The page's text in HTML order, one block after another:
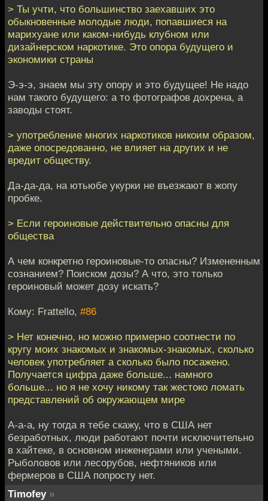
> Ты учти, что большинство заехавших это
обыкновенные молодые люди, попавшиеся на
марихуане или каком-нибудь клубном или
дизайнерском наркотике. Это опора будущего и
экономики страны
Э-э-э, знаем мы эту опору и это будущее! Не надо
нам такого будущего: а то фотографов дохрена, а
заводы стоят.
> употребление многих наркотиков никоим образом,
даже опосредованно, не влияет на других и не
вредит обществу.
Да-да-да, на ютьюбе укурки не въезжают в жопу
пробке.
> Если героиновые действительно опасны для
общества
А чем конкретно героиновые-то опасны? Измененным
сознанием? Поиском дозы? А что, это только
героиновый может дозу искать?
Кому: Frattello, #86
> Нет конечно, но можно примерно соотнести по
кругу моих знакомых и знакомых-знакомых, сколько
человек употребляет а сколько было посажено.
Получается цифра даже больше... намного
больше... но я не хочу никому так жестоко ломать
представлений об окружающем мире
А-а-а, ну тогда я тебе скажу, что в США нет
безработных, люди работают почти исключительно
в хайтеке, в основном инженерами или учеными.
Рыболовов или лесорубов, нефтяников или
фермеров в США попросту нет.
Timofey »